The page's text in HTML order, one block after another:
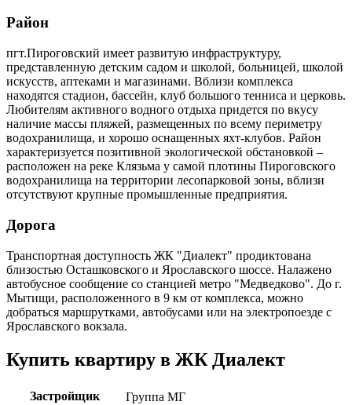
Район
пгт.Пироговский имеет развитую инфраструктуру,
представленную детским садом и школой, больницей, школой
искусств, аптеками и магазинами. Вблизи комплекса
находятся стадион, бассейн, клуб большого тенниса и церковь.
Любителям активного водного отдыха придется по вкусу
наличие массы пляжей, размещенных по всему периметру
водохранилища, и хорошо оснащенных яхт-клубов. Район
характеризуется позитивной экологической обстановкой –
расположен на реке Клязьма у самой плотины Пироговского
водохранилища на территории лесопарковой зоны, вблизи
отсутствуют крупные промышленные предприятия.
Дорога
Транспортная доступность ЖК "Диалект" продиктована
близостью Осташковского и Ярославского шоссе. Налажено
автобусное сообщение со станцией метро "Медведково". До г.
Мытищи, расположенного в 9 км от комплекса, можно
добраться маршрутками, автобусами или на электропоезде с
Ярославского вокзала.
Купить квартиру в ЖК Диалект
Застройщик
Группа МГ